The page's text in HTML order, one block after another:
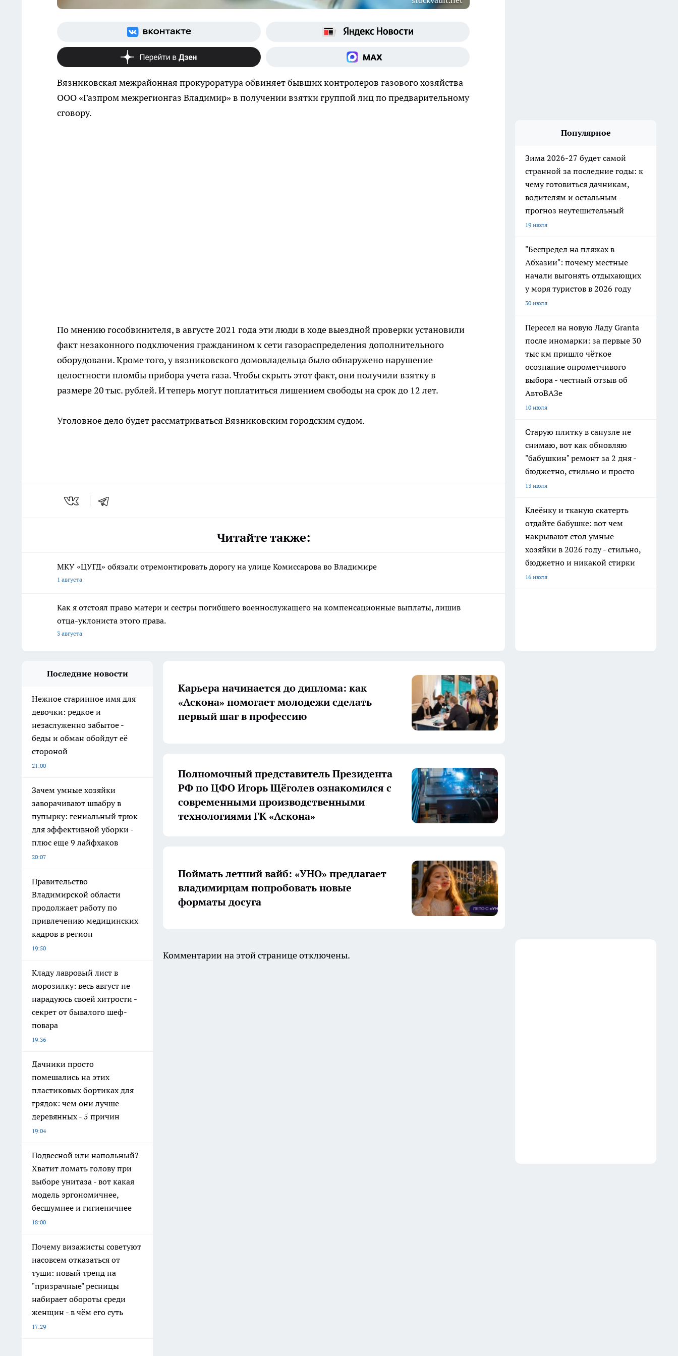
Вязниковская межрайонная прокуроратура обвиняет бывших контролеров газового хозяйства
ООО «Газпром межрегионгаз Владимир» в получении взятки группой лиц по предварительному
сговору.
По мнению гособвинителя, в августе 2021 года эти люди в ходе выездной проверки установили
факт незаконного подключения гражданином к сети газораспределения дополнительного
оборудовани. Кроме того, у вязниковского домовладельца было обнаружено нарушение
целостности пломбы прибора учета газа. Чтобы скрыть этот факт, они получили взятку в
размере 20 тыс. рублей. И теперь могут поплатиться лишением свободы на срок до 12 лет.
Уголовное дело будет рассматриваться Вязниковским городским судом.
Читайте также:
МКУ «ЦУГД» обязали отремонтировать дорогу на улице Комиссарова во Владимире
1 августа
Как я отстоял право матери и сестры погибшего военнослужащего на компенсационные выплаты, лишив
отца-уклониста этого права.
3 августа
Популярное
Зима 2026-27 будет самой
странной за последние годы: к
чему готовиться дачникам,
водителям и остальным -
прогноз неутешительный
19 июля
"Беспредел на пляжах в
Абхазии": почему местные
начали выгонять отдыхающих
у моря туристов в 2026 году
30 июля
Пересел на новую Ладу Granta
после иномарки: за первые 30
тыс км пришло чёткое
осознание опрометчивого
выбора - честный отзыв об
АвтоВАЗе
10 июля
Старую плитку в санузле не
снимаю, вот как обновляю
"бабушкин" ремонт за 2 дня -
бюджетно, стильно и просто
13 июля
Клеёнку и тканую скатерть
отдайте бабушке: вот чем
накрывают стол умные
хозяйки в 2026 году - стильно,
бюджетно и никакой стирки
16 июля
Последние новости
Нежное старинное имя для
девочки: редкое и
незаслуженно забытое -
беды и обман обойдут её
стороной
21:00
Зачем умные хозяйки
заворачивают швабру в
пупырку: гениальный трюк
для эффективной уборки -
плюс еще 9 лайфхаков
20:07
Правительство
Владимирской области
продолжает работу по
привлечению медицинских
кадров в регион
19:50
Кладу лавровый лист в
морозилку: весь август не
нарадуюсь своей хитрости -
секрет от бывалого шеф-
повара
19:36
Дачники просто
помешались на этих
пластиковых бортиках для
грядок: чем они лучше
деревянных - 5 причин
19:04
Подвесной или напольный?
Хватит ломать голову при
выборе унитаза - вот какая
модель эргономичнее,
бесшумнее и гигиеничнее
18:00
Почему визажисты советуют
насовсем отказаться от
туши: новый тренд на
"призрачные" ресницы
набирает обороты среди
женщин - в чём его суть
17:29
Карьера начинается до диплома: как
«Аскона» помогает молодежи сделать
первый шаг в профессию
Полномочный представитель Президента
РФ по ЦФО Игорь Щёголев ознакомился с
современными производственными
технологиями ГК «Аскона»
Поймать летний вайб: «УНО» предлагает
владимирцам попробовать новые
форматы досуга
Комментарии на этой странице отключены.